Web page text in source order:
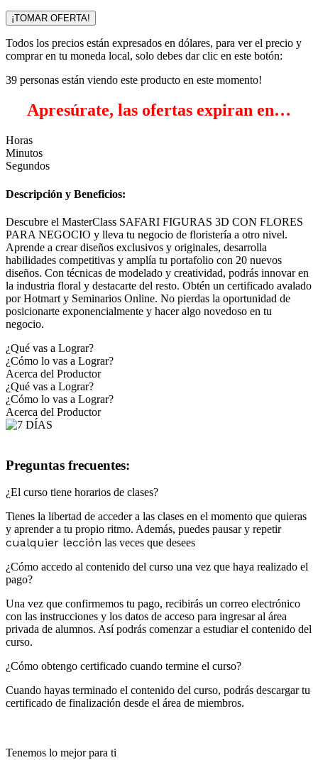
¡TOMAR OFERTA!
Todos los precios están expresados en dólares, para ver el precio y
comprar en tu moneda local, solo debes dar clic en este botón:
39 personas están viendo este producto en este momento!
Apresúrate, las ofertas expiran en…
Horas
Minutos
Segundos
Descripción y Beneficios:
Descubre el MasterClass SAFARI FIGURAS 3D CON FLORES
PARA NEGOCIO y lleva tu negocio de floristería a otro nivel.
Aprende a crear diseños exclusivos y originales, desarrolla
habilidades competitivas y amplía tu portafolio con 20 nuevos
diseños. Con técnicas de modelado y creatividad, podrás innovar en
la industria floral y destacarte del resto. Obtén un certificado avalado
por Hotmart y Seminarios Online. No pierdas la oportunidad de
posicionarte exponencialmente y hacer algo novedoso en tu
negocio.
¿Qué vas a Lograr?
¿Cómo lo vas a Lograr?
Acerca del Productor
¿Qué vas a Lograr?
¿Cómo lo vas a Lograr?
Acerca del Productor
Preguntas frecuentes:
¿El curso tiene horarios de clases?
Tienes la libertad de acceder a las clases en el momento que quieras
y aprender a tu propio ritmo. Además, puedes pausar y repetir
cualquier lección las veces que desees
¿Cómo accedo al contenido del curso una vez que haya realizado el
pago?
Una vez que confirmemos tu pago, recibirás un correo electrónico
con las instrucciones y los datos de acceso para ingresar al área
privada de alumnos. Así podrás comenzar a estudiar el contenido del
curso.
¿Cómo obtengo certificado cuando termine el curso?
Cuando hayas terminado el contenido del curso, podrás descargar tu
certificado de finalización desde el área de miembros.
Tenemos lo mejor para ti